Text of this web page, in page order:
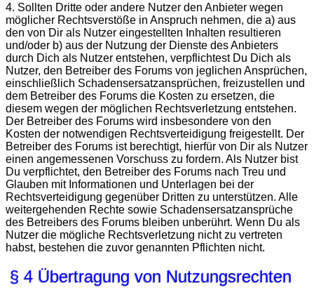
4. Sollten Dritte oder andere Nutzer den Anbieter wegen
möglicher Rechtsverstöße in Anspruch nehmen, die a) aus
den von Dir als Nutzer eingestellten Inhalten resultieren
und/oder b) aus der Nutzung der Dienste des Anbieters
durch Dich als Nutzer entstehen, verpflichtest Du Dich als
Nutzer, den Betreiber des Forums von jeglichen Ansprüchen,
einschließlich Schadensersatzansprüchen, freizustellen und
dem Betreiber des Forums die Kosten zu ersetzen, die
diesem wegen der möglichen Rechtsverletzung entstehen.
Der Betreiber des Forums wird insbesondere von den
Kosten der notwendigen Rechtsverteidigung freigestellt. Der
Betreiber des Forums ist berechtigt, hierfür von Dir als Nutzer
einen angemessenen Vorschuss zu fordern. Als Nutzer bist
Du verpflichtet, den Betreiber des Forums nach Treu und
Glauben mit Informationen und Unterlagen bei der
Rechtsverteidigung gegenüber Dritten zu unterstützen. Alle
weitergehenden Rechte sowie Schadensersatzansprüche
des Betreibers des Forums bleiben unberührt. Wenn Du als
Nutzer die mögliche Rechtsverletzung nicht zu vertreten
habst, bestehen die zuvor genannten Pflichten nicht.
§ 4 Übertragung von Nutzungsrechten